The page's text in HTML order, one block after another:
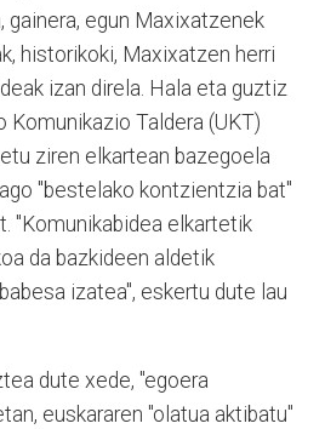
gainera, egun Maxixatzenek
historikoki, Maxixatzen herri
izan direla. Hala eta guztiz
Komunikazio Taldera (UKT)
ziren elkartean bazegoela
"bestelako kontzientzia bat"
"Komunikabidea elkartetik
da bazkideen aldetik
izatea", eskertu dute lau
dute xede, "egoera
euskararen "olatua aktibatu"